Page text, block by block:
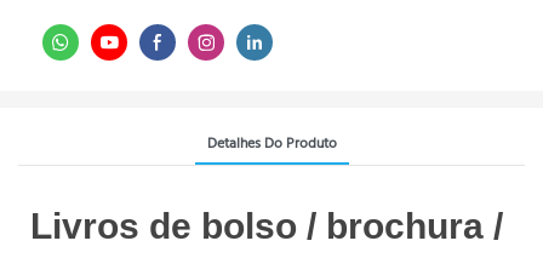
Detalhes Do Produto
Livros de bolso / brochura /